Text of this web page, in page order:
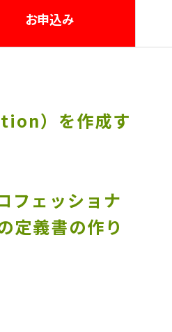
お申込み
）を作成す
フェッショナ
定義書の作り